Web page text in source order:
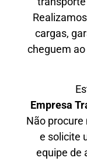
cargas,
cheguem
Empresa
Não
e solicite
equipe de